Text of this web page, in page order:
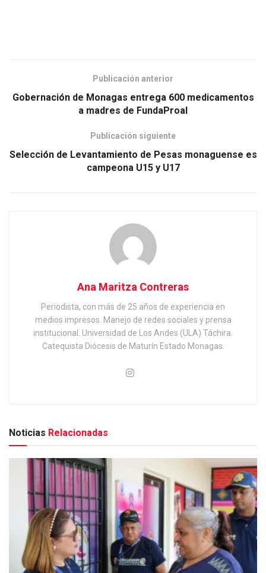
Publicación anterior
Gobernación de Monagas entrega 600 medicamentos
a madres de FundaProal
Publicación siguiente
Selección de Levantamiento de Pesas monaguense es
campeona U15 y U17
Ana Maritza Contreras
Periodista, con más de 25 años de experiencia en
medios impresos. Manejo de redes sociales y prensa
institucional. Universidad de Los Andes (ULA) Táchira.
Catequista Diócesis de Maturín Estado Monagas.
Noticias Relacionadas